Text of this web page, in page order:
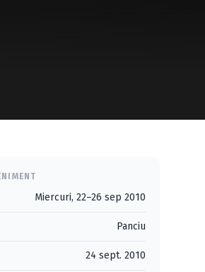
Miercuri, 22–26 sep 2010
Panciu
24 sept. 2010